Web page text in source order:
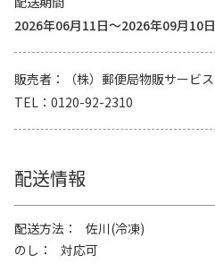
2026年06月11日～2026年09月10日
販売者
（株）郵便局物販サービス
TEL
0120-92-2310
配送情報
配送方法
佐川(冷凍)
のし
対応可